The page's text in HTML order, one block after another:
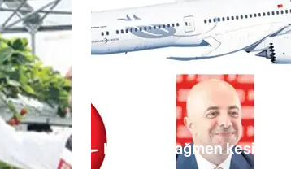
Her şeye rağmen kesintisiz